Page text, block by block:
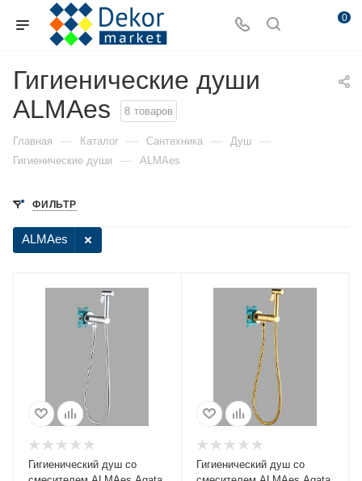
0
Гигиенические души
ALMAes
8 товаров
Главная — Каталог — Сантехника — Душ —
Гигиенические души — ALMAes
ФИЛЬТР
ALMAes
Гигиенический душ со
Гигиенический душ со